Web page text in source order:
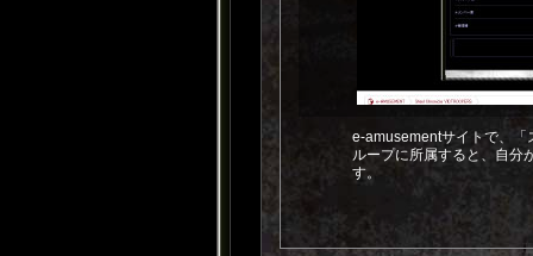
e-amusementサイトで、「
ループに所属すると、自分
す。